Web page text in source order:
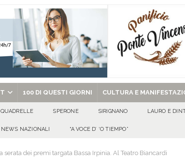
la seconda edizione della rassegna diretta da Antonio Onorato
chiesa celebra il Martirio di san Giovanni Battista e santa Sabina
100 DI QUESTI GIORNI CULTURA E
QUADRELLE SPERONE SIRIGNANO LAURO E
NEWS NAZIONALI “A VOCE D’ ‘O TIEMPO”
serata dei premi targata Bassa Irpinia. Al Teatro Biancardi